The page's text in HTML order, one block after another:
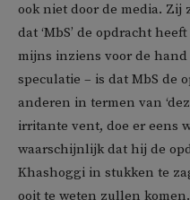
ook niet door de media. Zij
dat ‘MbS’ de opdracht
mijns inziens voor de
speculatie – is dat MbS de
anderen in termen van
irritante vent, doe er eens
waarschijnlijk dat hij de
Khashoggi in stukken te
ooit te weten zullen